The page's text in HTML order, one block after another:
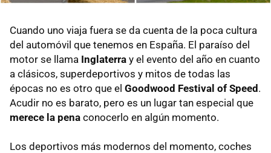
Cuando uno viaja fuera se da cuenta de la poca cultura
del automóvil que tenemos en España. El paraíso del
motor se llama Inglaterra y el evento del año en cuanto
a clásicos, superdeportivos y mitos de todas las
épocas no es otro que el Goodwood Festival of Speed.
Acudir no es barato, pero es un lugar tan especial que
merece la pena conocerlo en algún momento.
Los deportivos más modernos del momento, coches